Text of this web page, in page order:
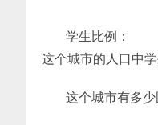
学生比例：
这个城市的人口中
这个城市有多